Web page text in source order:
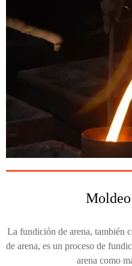
Moldeo
La fundición de arena, también
de arena, es un proceso de
arena como